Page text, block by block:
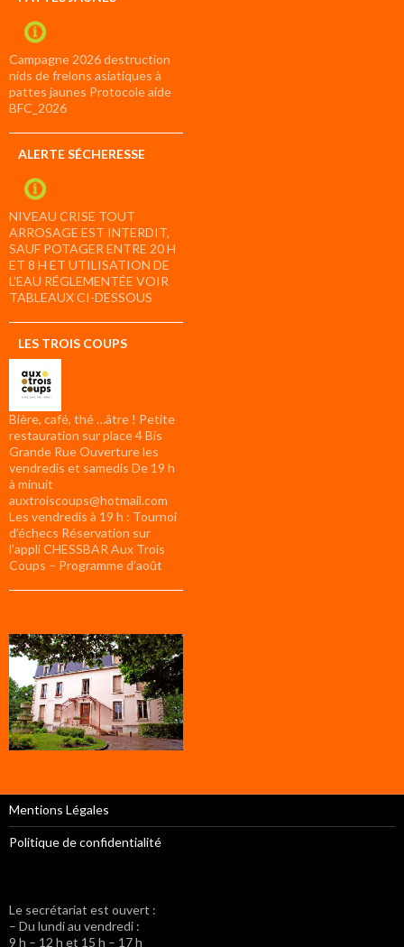
Campagne 2026 destruction
nids de frelons asiatiques à
pattes jaunes Protocole aide
BFC_2026
ALERTE SÉCHERESSE
NIVEAU CRISE TOUT
ARROSAGE EST INTERDIT,
SAUF POTAGER ENTRE 20 H
ET 8 H ET UTILISATION DE
L’EAU RÉGLEMENTÉE VOIR
TABLEAUX CI-DESSOUS
LES TROIS COUPS
Bière, café, thé …âtre ! Petite
restauration sur place 4 Bis
Grande Rue Ouverture les
vendredis et samedis De 19 h
à minuit
auxtroiscoups@hotmail.com
Les vendredis à 19 h : Tournoi
d’échecs Réservation sur
l’appli CHESSBAR Aux Trois
Coups – Programme d’août
Mentions Légales
Politique de confidentialité
Le secrétariat est ouvert :
– Du lundi au vendredi :
9 h – 12 h et 15 h – 17 h